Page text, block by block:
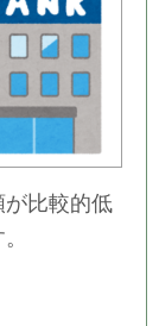
比較的低